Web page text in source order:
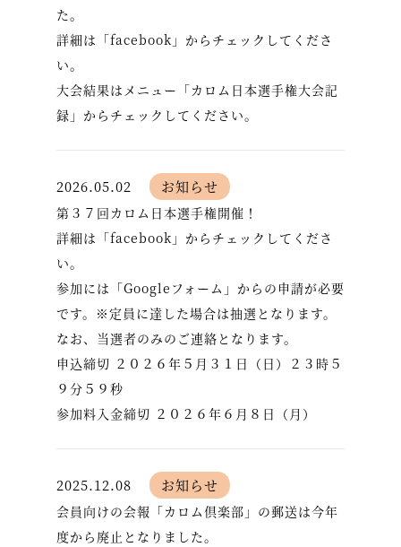
た。
詳細は「facebook」からチェックしてくださ
い。
大会結果はメニュー「カロム日本選手権大会記
録」からチェックしてください。
2026.05.02 お知らせ
第３７回カロム日本選手権開催！
詳細は「facebook」からチェックしてくださ
い。
参加には「Googleフォーム」からの申請が必要
です。※定員に達した場合は抽選となります。
なお、当選者のみのご連絡となります。
申込締切 ２０２６年５月３１日（日）２３時５
９分５９秒
参加料入金締切 ２０２６年６月８日（月）
2025.12.08 お知らせ
会員向けの会報「カロム倶楽部」の郵送は今年
度から廃止となりました。